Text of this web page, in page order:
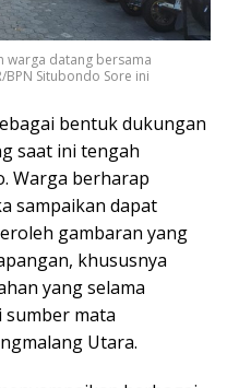
warga datang bersama
BPN Situbondo Sore ini
bentuk dukungan
saat ini tengah
Warga berharap
sampaikan dapat
gambaran yang
khususnya
yang selama
mata
Utara.